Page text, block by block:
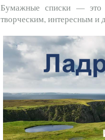
Бумажные списки — это
творческим, интересным и